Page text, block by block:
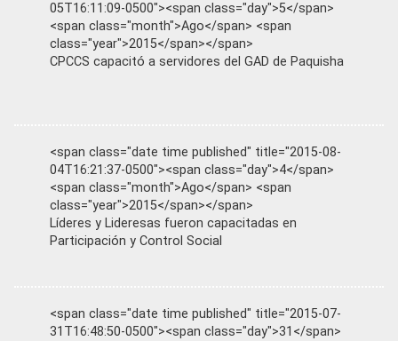
05T16:11:09-0500"><span class="day">5</span>
<span class="month">Ago</span> <span
class="year">2015</span></span>
CPCCS capacitó a servidores del GAD de Paquisha
<span class="date time published" title="2015-08-
04T16:21:37-0500"><span class="day">4</span>
<span class="month">Ago</span> <span
class="year">2015</span></span>
Líderes y Lideresas fueron capacitadas en
Participación y Control Social
<span class="date time published" title="2015-07-
31T16:48:50-0500"><span class="day">31</span>